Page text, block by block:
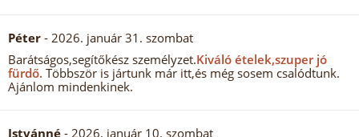
Péter - 2026. január 31. szombat
Barátságos,segítőkész személyzet.Kiváló ételek,szuper jó
fürdő. Többször is jártunk már itt,és még sosem csalódtunk.
Ajánlom mindenkinek.
Istvánné - 2026. január 10. szombat